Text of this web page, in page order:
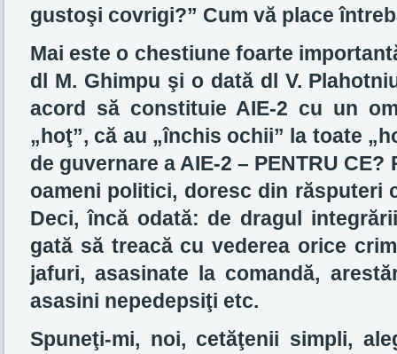
gustoşi covrigi?” Cum vă place
Mai este o chestiune foarte
dl M. Ghimpu şi o dată dl V.
acord să constituie AIE-2 cu un
„hoţ”, că au „închis ochii” la toate
de guvernare a AIE-2 – PENTRU
oameni politici, doresc din răsputeri
Deci, încă odată: de dragul
gată să treacă cu vederea orice
jafuri, asasinate la comandă,
asasini nepedepsiţi etc.
Spuneţi-mi, noi, cetăţenii simpli,